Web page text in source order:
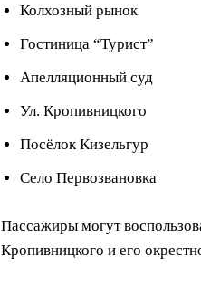
Колхозный рынок
Гостиница “Турист”
Апелляционный суд
Ул. Кропивницкого
Посёлок Кизельгур
Село Первозвановка
Пассажиры могут
Кропивницкого и его